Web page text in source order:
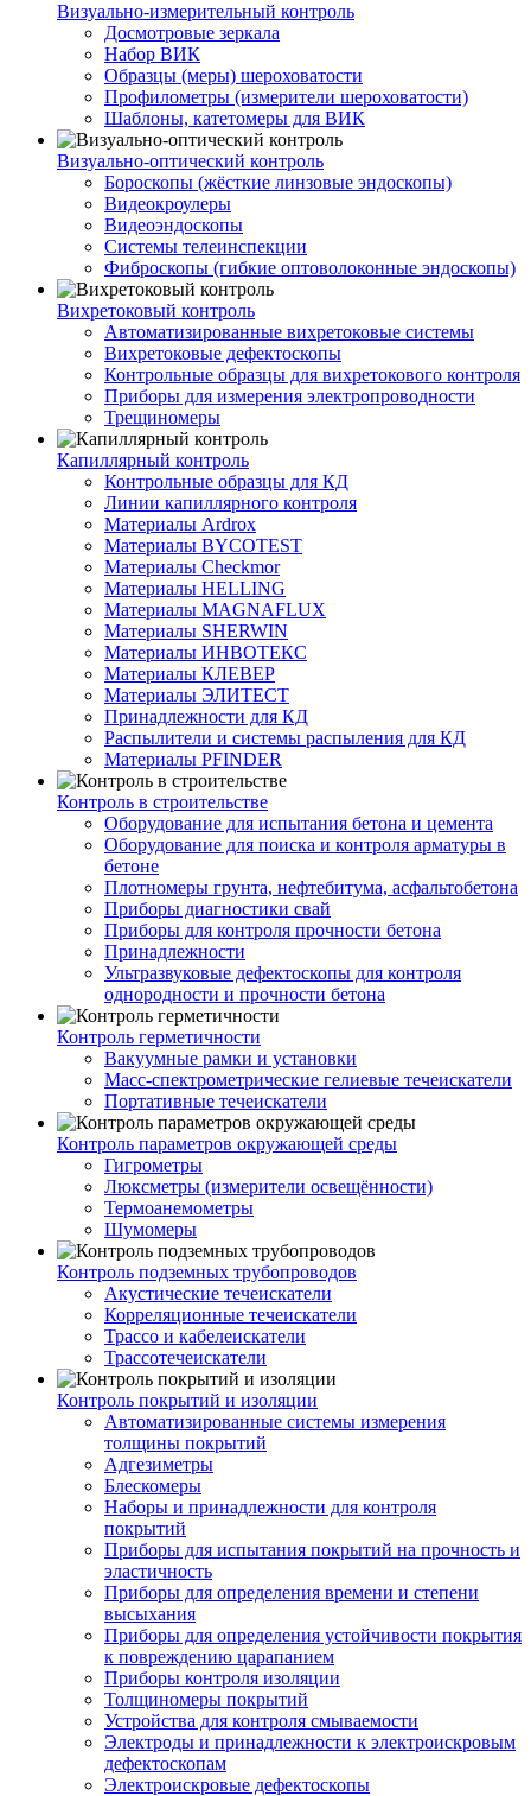
Визуально-измерительный контроль
Досмотровые зеркала
Набор ВИК
Образцы (меры) шероховатости
Профилометры (измерители шероховатости)
Шаблоны, катетомеры для ВИК
Визуально-оптический контроль
Бороскопы (жёсткие линзовые эндоскопы)
Видеокроулеры
Видеоэндоскопы
Системы телеинспекции
Фиброскопы (гибкие оптоволоконные эндоскопы)
Вихретоковый контроль
Автоматизированные вихретоковые системы
Вихретоковые дефектоскопы
Контрольные образцы для вихретокового контроля
Приборы для измерения электропроводности
Трещиномеры
Капиллярный контроль
Контрольные образцы для КД
Линии капиллярного контроля
Материалы Ardrox
Материалы BYCOTEST
Материалы Checkmor
Материалы HELLING
Материалы MAGNAFLUX
Материалы SHERWIN
Материалы ИНВОТЕКС
Материалы КЛЕВЕР
Материалы ЭЛИТЕСТ
Принадлежности для КД
Распылители и системы распыления для КД
Материалы PFINDER
Контроль в строительстве
Оборудование для испытания бетона и цемента
Оборудование для поиска и контроля арматуры в
бетоне
Плотномеры грунта, нефтебитума, асфальтобетона
Приборы диагностики свай
Приборы для контроля прочности бетона
Принадлежности
Ультразвуковые дефектоскопы для контроля
однородности и прочности бетона
Контроль герметичности
Вакуумные рамки и установки
Масс-спектрометрические гелиевые течеискатели
Портативные течеискатели
Контроль параметров окружающей среды
Гигрометры
Люксметры (измерители освещённости)
Термоанемометры
Шумомеры
Контроль подземных трубопроводов
Акустические течеискатели
Корреляционные течеискатели
Трассо и кабелеискатели
Трассотечеискатели
Контроль покрытий и изоляции
Автоматизированные системы измерения
толщины покрытий
Адгезиметры
Блескомеры
Наборы и принадлежности для контроля
покрытий
Приборы для испытания покрытий на прочность и
эластичность
Приборы для определения времени и степени
высыхания
Приборы для определения устойчивости покрытия
к повреждению царапанием
Приборы контроля изоляции
Толщиномеры покрытий
Устройства для контроля смываемости
Электроды и принадлежности к электроискровым
дефектоскопам
Электроискровые дефектоскопы